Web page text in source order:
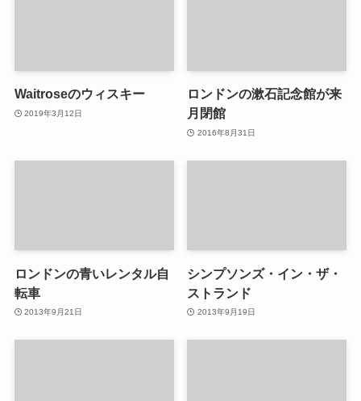
Waitroseのウィスキー
2019年3月12日
ロンドンの漱石記念館が来
月閉館
2016年8月31日
ロンドンの青いレンタル自
転車
2013年9月21日
シンプソンズ・イン・ザ・
ストランド
2013年9月19日